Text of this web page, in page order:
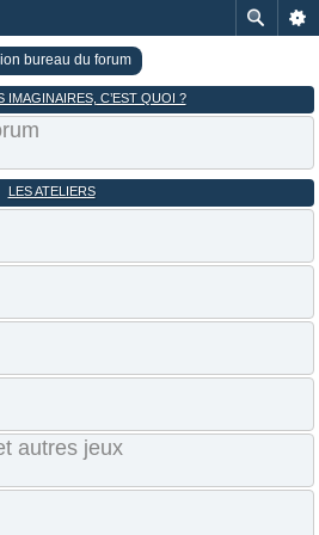
bureau du forum
IMAGINAIRES, C’EST QUOI ?
LES ATELIERS
autres jeux